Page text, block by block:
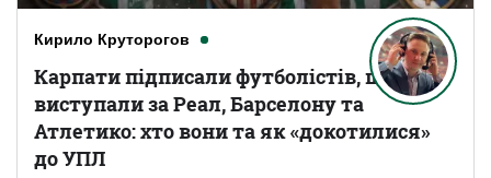
Кирило Круторогов
Карпати підписали футболістів, що
виступали за Реал, Барселону та
Атлетико: хто вони та як «докотилися»
до УПЛ